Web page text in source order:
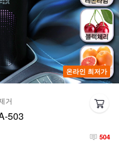
온라인 최저가
거
503
504